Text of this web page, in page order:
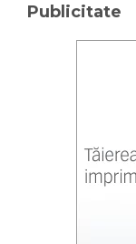
Publicitate